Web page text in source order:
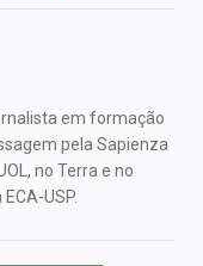
em formação
pela Sapienza
no Terra e no
USP.